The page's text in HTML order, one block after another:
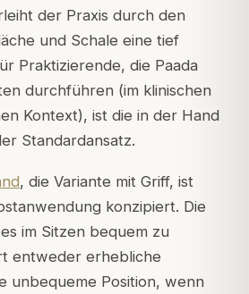
der Praxis durch den
und Schale eine tief
Praktizierende, die Paada
durchführen (im klinischen
Kontext), ist die in der Hand
Standardansatz.
, die Variante mit Griff, ist
konzipiert. Die
im Sitzen bequem zu
entweder erhebliche
unbequeme Position, wenn